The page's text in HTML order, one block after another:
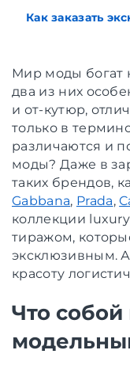
Как заказать
Мир моды богат
два из них
и от-кутюр,
только в
различаются и
моды? Даже в
таких брендов,
Gabbana, Prada,
коллекции
тиражом,
эксклюзивным.
красоту
Что собой